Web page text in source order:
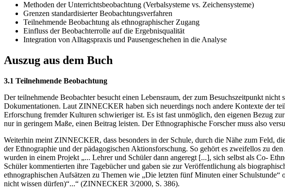
Methoden der Unterrichtsbeobachtung (Verbalsysteme vs. Zeichensysteme)
Grenzen standardisierter Beobachtungsverfahren
Teilnehmende Beobachtung als ethnographischer Zugang
Einfluss der Beobachterrolle auf die Ergebnisqualität
Integration von Alltagspraxis und Pausengeschehen in die Analyse
Auszug aus dem Buch
3.1 Teilnehmende Beobachtung
Der teilnehmende Beobachter besucht einen Lebensraum, der zum Besuchszeitpunkt
Dokumentationen. Laut ZINNECKER haben sich neuerdings noch andere Kontexte der
Erforschung fremder Kulturen schwieriger ist. Es ist fast unmöglich, den eigenen Bezug
nur in geringem Maße, einen Beitrag leisten. Der Ethnographische Forscher muss also
Weiterhin meint ZINNECKER, dass besonders in der Schule, durch die Nähe zum Feld,
der Ethnographie und der pädagogischen Aktionsforschung. So gehört es zweifellos zu
wurden in einem Projekt „... Lehrer und Schüler dann angeregt [...], sich selbst als Co-
Schüler kommentierten ihre Tagebücher und gaben sie zur Veröffentlichung als
ethnographischen Aufsätzen zu Themen wie „Die letzten fünf Minuten einer
nicht wissen dürfen)“...“ (ZINNECKER 3/2000, S. 386).